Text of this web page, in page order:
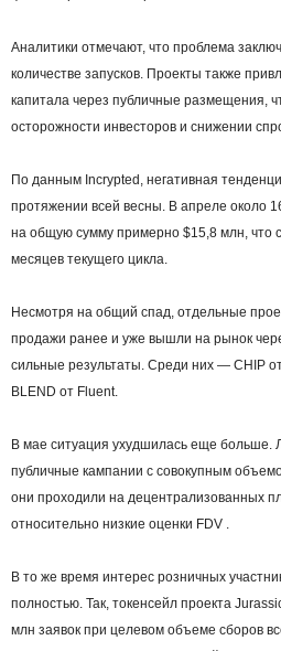
Аналитики отмечают, что проблема
количестве запусков. Проекты также
капитала через публичные размещения,
осторожности инвесторов и снижении
По данным Incrypted, негативная
протяжении всей весны. В апреле около
на общую сумму примерно $15,8 млн, что
месяцев текущего цикла.
Несмотря на общий спад, отдельные
продажи ранее и уже вышли на рынок
сильные результаты. Среди них — CHIP
BLEND от Fluent.
В мае ситуация ухудшилась еще больше.
публичные кампании с совокупным
они проходили на децентрализованных
относительно низкие оценки FDV .
В то же время интерес розничных
полностью. Так, токенсейл проекта
млн заявок при целевом объеме сборов